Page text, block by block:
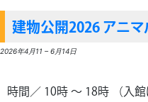
建物公開2026 アニ
2026年4月11 –6月14日
時間／ 10時 〜 18時 （入